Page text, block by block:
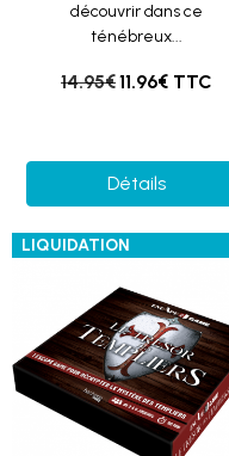
découvrir dans ce
ténébreux...
14.95€11.96€ TTC
Détails
LIQUIDATION